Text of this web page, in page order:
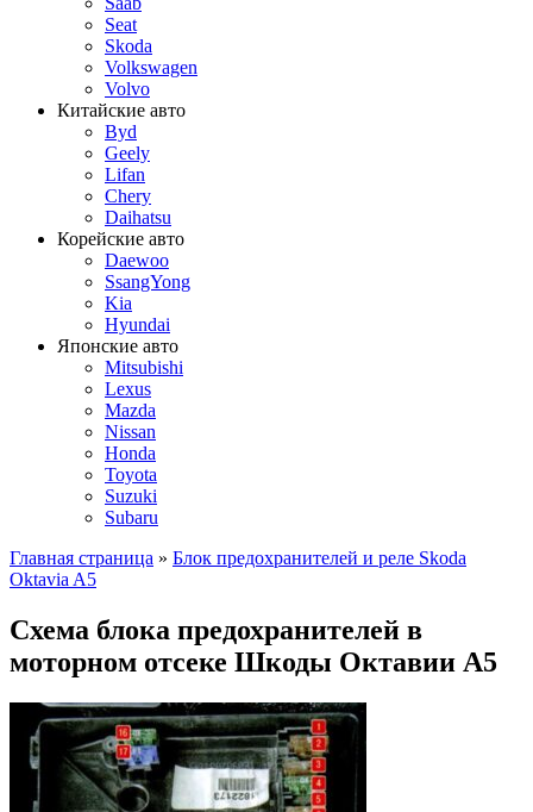
Seat
Skoda
Volkswagen
Volvo
Китайские авто
Byd
Geely
Lifan
Chery
Daihatsu
Корейские авто
Daewoo
SsangYong
Kia
Hyundai
Японские авто
Mitsubishi
Lexus
Mazda
Nissan
Honda
Toyota
Suzuki
Subaru
Главная страница » Блок предохранителей и реле Skoda
Oktavia A5
Схема блока предохранителей в
моторном отсеке Шкоды Октавии А5